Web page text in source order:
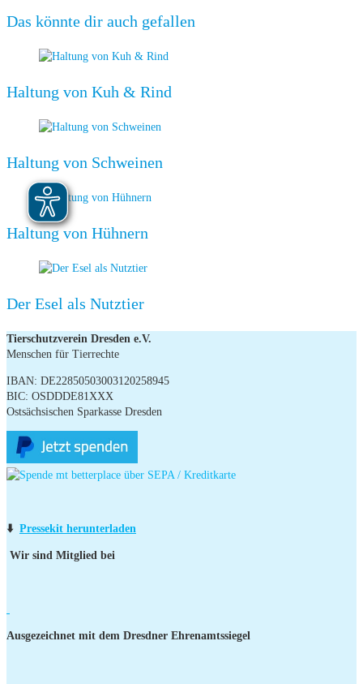
Das könnte dir auch gefallen
Haltung von Kuh & Rind
Haltung von Schweinen
Haltung von Hühnern
Der Esel als Nutztier
Tierschutzverein Dresden e.V.
Menschen für Tierrechte
IBAN: DE22850503003120258945
BIC: OSDDDE81XXX
Ostsächsischen Sparkasse Dresden
⬇️ Pressekit herunterladen
Wir sind Mitglied bei
Ausgezeichnet mit dem Dresdner Ehrenamtssiegel